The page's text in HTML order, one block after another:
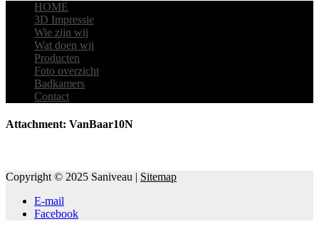
HOME
3D Impressie
Wie zijn wij
Wat doen wij
Producten
Foto overzicht
Badkamers
Contact
Attachment: VanBaar10N
Copyright © 2025 Saniveau | Sitemap
E-mail
Facebook